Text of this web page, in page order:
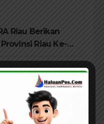
Riau Berikan
Riau Ke-
Kampung
Tepak Sirih
Penghargaan